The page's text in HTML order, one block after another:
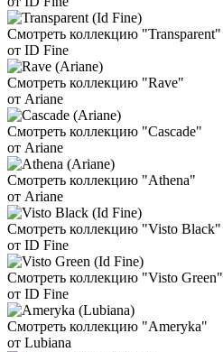
Смотреть коллекцию "Transparent"
от ID Fine
Смотреть коллекцию "Rave"
от Ariane
Смотреть коллекцию "Cascade"
от Ariane
Смотреть коллекцию "Athena"
от Ariane
Смотреть коллекцию "Visto Black"
от ID Fine
Смотреть коллекцию "Visto Green"
от ID Fine
Смотреть коллекцию "Ameryka"
от Lubiana